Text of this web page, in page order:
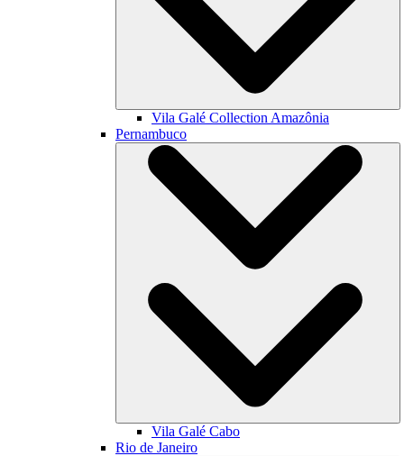
Vila Galé Collection Amazônia
Pernambuco
Vila Galé Cabo
Rio de Janeiro